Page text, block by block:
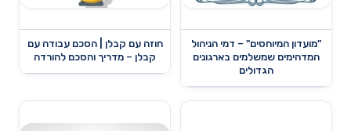
"מועדון המיוחסים" – דמי הניהול
המדהימים שמשלמים בארגונים
הגדולים
חוזה עם קבלן | הסכם עבודה עם
קבלן – מדריך והסכם להורדה